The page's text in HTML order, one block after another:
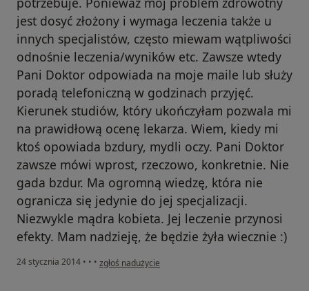
jest dosyć złożony i wymaga leczenia także u
innych specjalistów, często miewam wątpliwości
odnośnie leczenia/wyników etc. Zawsze wtedy
Pani Doktor odpowiada na moje maile lub służy
poradą telefoniczną w godzinach przyjęć.
Kierunek studiów, który ukończyłam pozwala mi
na prawidłową ocenę lekarza. Wiem, kiedy mi
ktoś opowiada bzdury, mydli oczy. Pani Doktor
zawsze mówi wprost, rzeczowo, konkretnie. Nie
gada bzdur. Ma ogromną wiedzę, która nie
ogranicza się jedynie do jej specjalizacji.
Niezwykle mądra kobieta. Jej leczenie przynosi
efekty. Mam nadzieję, że będzie żyła wiecznie :)
24 stycznia 2014 • • • w opinii użytkownika Konto zostało usunięte
zgłoś nadużycie